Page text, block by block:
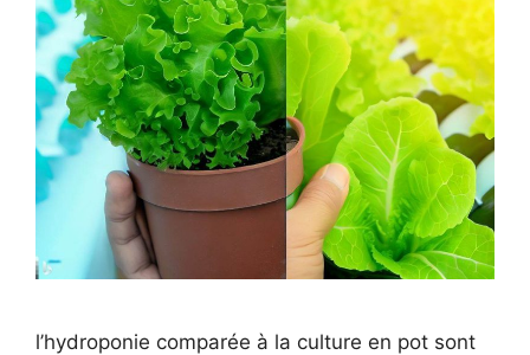
l’hydroponie comparée à la culture en pot sont